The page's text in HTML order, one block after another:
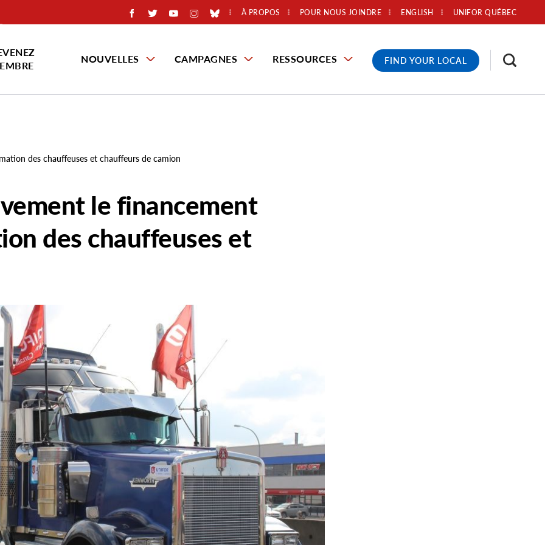
À PROPOS POUR NOUS JOINDRE UNIFOR QUÉBEC
ENGLISH
NOUVELLES CAMPAGNES RESSOURCES FIND YOUR LOCAL
des chauffeuses et chauffeurs de camion
le financement
des chauffeuses et